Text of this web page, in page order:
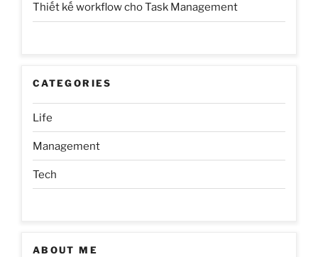
Thiết kế workflow cho Task Management
CATEGORIES
Life
Management
Tech
ABOUT ME